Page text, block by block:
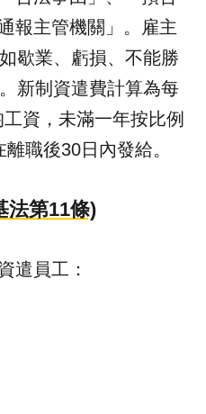
報主管機關」。雇主
歇業、虧損、不能勝
新制資遣費計算為每
資，未滿一年按比例
職後30日內發給。
法第11條)
遣員工：